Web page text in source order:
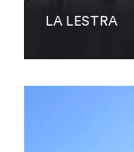
LA LESTRA